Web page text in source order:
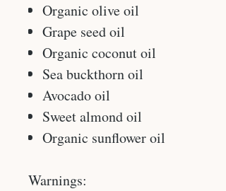
Organic olive oil
Grape seed oil
Organic coconut oil
Sea buckthorn oil
Avocado oil
Sweet almond oil
Organic sunflower oil
Warnings: